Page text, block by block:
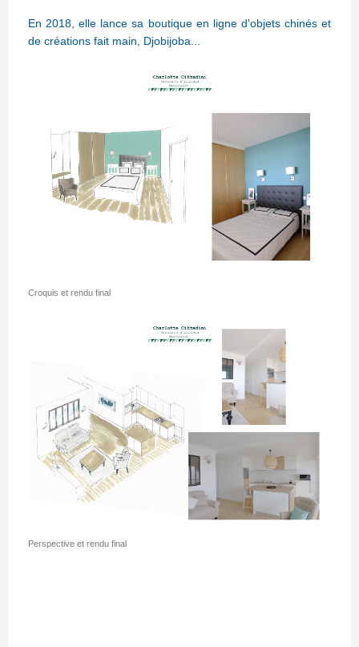
En 2018, elle lance sa boutique en ligne d'objets chinés et
de créations fait main, Djobijoba...
Croquis et rendu final
Perspective et rendu final